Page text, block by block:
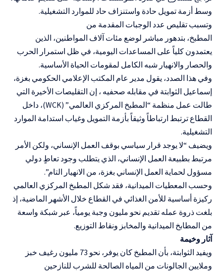
وسط أزمة تمويل حادة واستنزاف حاد للموارد التشغيلية.
وتسبب تقليص عدد الوجبات المقدمة من
المطبخ، بتدهور مباشر لوضع مئات آلاف المواطنين، الذين
يعتمدون كلياً على المساعدات اليومية، في ظل استمرار الحرب
والحصار والانهيار شبه الكامل لمقومات الحياة الأساسية.
وفي هذا الصدد، يقول مدير عام المكتب الإعلامي الحكومي بغزة،
إسماعيل الثوابتة في مقابله صحفيه ، إن التقليصات الأخيرة التي
طالت عمل منظمة “المطبخ المركزي العالمي” (WCK)، داخل
القطاع ترتبط ارتباطاً وثيقاً بأزمة التمويل وغياب استدامة الموارد
التشغيلية.
ويضيف “لا يوجد قرار سياسي بوقف العمل الإنساني، ولكن الأمر
مرتبط بطبيعة العمل الإنساني، الذي يتطلب وجود تعاطٍ دولي
مسؤول لحماية العمل الإنساني بغزة، من الانهيار التام”.
وحسب المعطيات الميدانية، فقد شكل المطبخ المركزي العالمي
ركيزة أساسية للأمن الغذائي في القطاع خلال الأشهر الماضية، إذ
بلغت ذروة عمله تقديم نحو مليون وجبة يومياً، عبر شبكة واسعة
من المطابخ الميدانية والمخابز ونقاط التوزيع.
آثار وخيمة
ويفيد الثوابتة، بأن المطبخ كان يوفر، نحو 73 مليون رغيف خبز
وملايين الجالونات من المياه الصالحة للشرب للنازحين